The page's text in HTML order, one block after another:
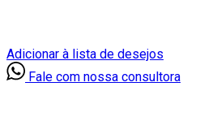
Adicionar à lista de desejos
Fale com nossa consultora